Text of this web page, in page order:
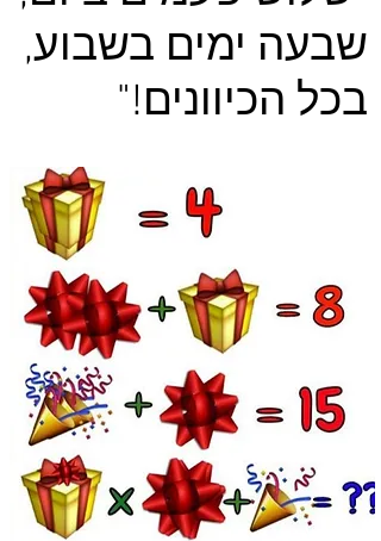
שבעה ימים בשבוע,
בכל הכיוונים!"